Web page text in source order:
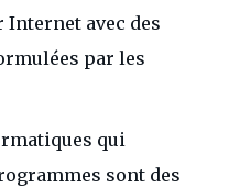
Internet avec des
par les
qui
sont des